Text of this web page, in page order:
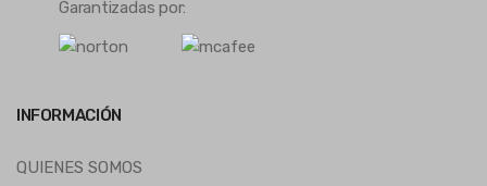
Garantizadas por:
INFORMACIÓN
QUIENES SOMOS